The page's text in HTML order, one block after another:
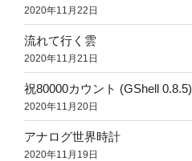
2020年11月22日
流れて行く雲
2020年11月21日
祝80000カウント (GShell 0.8.5)
2020年11月20日
アナログ世界時計
2020年11月19日